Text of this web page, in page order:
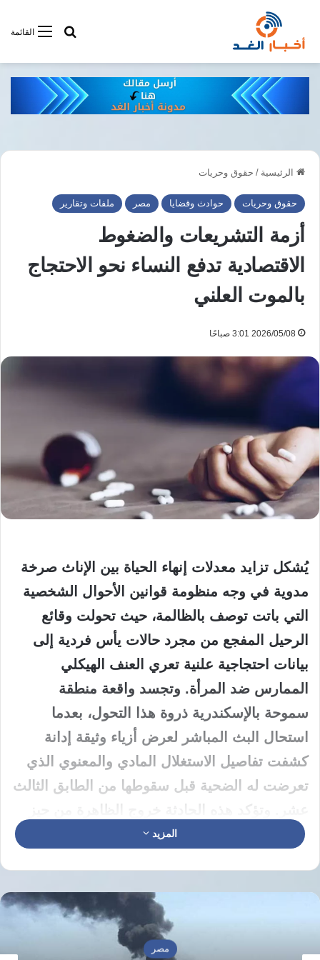
القائمةأبحت فى
الرئيسية / حقوق وحريات
حقوق وحريات حوادث وقضايا مصر ملفات وتقارير
أزمة التشريعات والضغوط
الاقتصادية تدفع النساء نحو الاحتجاج
بالموت العلني
2026/05/08 3:01 صباحًا
يُشكل تزايد معدلات إنهاء الحياة بين الإناث صرخة
مدوية في وجه منظومة قوانين الأحوال الشخصية
التي باتت توصف بالظالمة، حيث تحولت وقائع
الرحيل المفجع من مجرد حالات يأس فردية إلى
بيانات احتجاجية علنية تعري العنف الهيكلي
الممارس ضد المرأة. وتجسد واقعة منطقة
سموحة بالإسكندرية ذروة هذا التحول، بعدما
استحال البث المباشر لعرض أزياء وثيقة إدانة
كشفت تفاصيل الاستغلال المادي والمعنوي الذي
تعرضت له الضحية قبل سقوطها من الطابق الثالث
الصمت إلى مربع الشهادة العلنية على قصور
خريطة اليأس وتصاعد الأرقام في
المزيد
مصر